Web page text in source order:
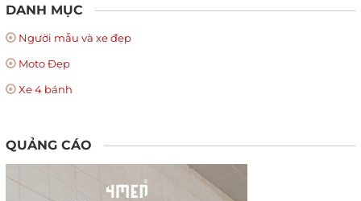
DANH MỤC
Người mẫu và xe đẹp
Moto Đẹp
Xe 4 bánh
QUẢNG CÁO